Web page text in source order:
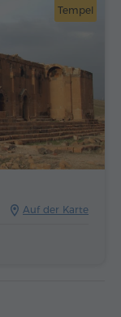
Tempel
Auf der Karte